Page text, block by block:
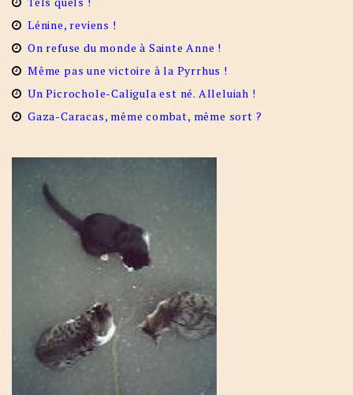
Lénine, reviens !
On refuse du monde à Sainte Anne !
Même pas une victoire à la Pyrrhus !
Un Picrochole-Caligula est né. Alleluiah !
Gaza-Caracas, même combat, même sort ?